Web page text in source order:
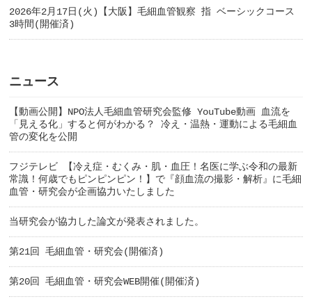
2026年2月17日(火)【大阪】毛細血管観察 指 ベーシックコース
3時間(開催済)
ニュース
【動画公開】NPO法人毛細血管研究会監修 YouTube動画 血流を
「見える化」すると何がわかる？ 冷え・温熱・運動による毛細血
管の変化を公開
フジテレビ 【冷え症・むくみ・肌・血圧！名医に学ぶ令和の最新
常識！何歳でもピンピンピン！】で『顔血流の撮影・解析』に毛細
血管・研究会が企画協力いたしました
当研究会が協力した論文が発表されました。
第21回 毛細血管・研究会(開催済)
第20回 毛細血管・研究会WEB開催(開催済)